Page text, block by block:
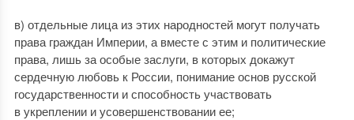
в) отдельные лица из этих народностей могут получать
права граждан Империи, а вместе с этим и политические
права, лишь за особые заслуги, в которых докажут
сердечную любовь к России, понимание основ русской
государственности и способность участвовать
в укреплении и усовершенствовании ее;